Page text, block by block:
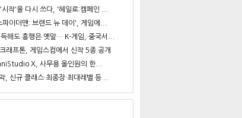
시작'을 다시 쓰다, '헤일로:캠페인 ...
파이더맨: 브랜드 뉴 데이', 게임에...
해도 흥행은 옛말… K-게임, 중국서...
래프톤, 게임스컴에서 신작 5종 공개
X, 사무용 올인원의 한...
, 신규 클래스·최종장·최대레벨 등...